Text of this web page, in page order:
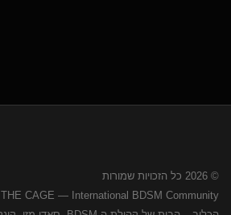
© 2026 כל הזכויות שמורות
THE CAGE — International BDSM Community